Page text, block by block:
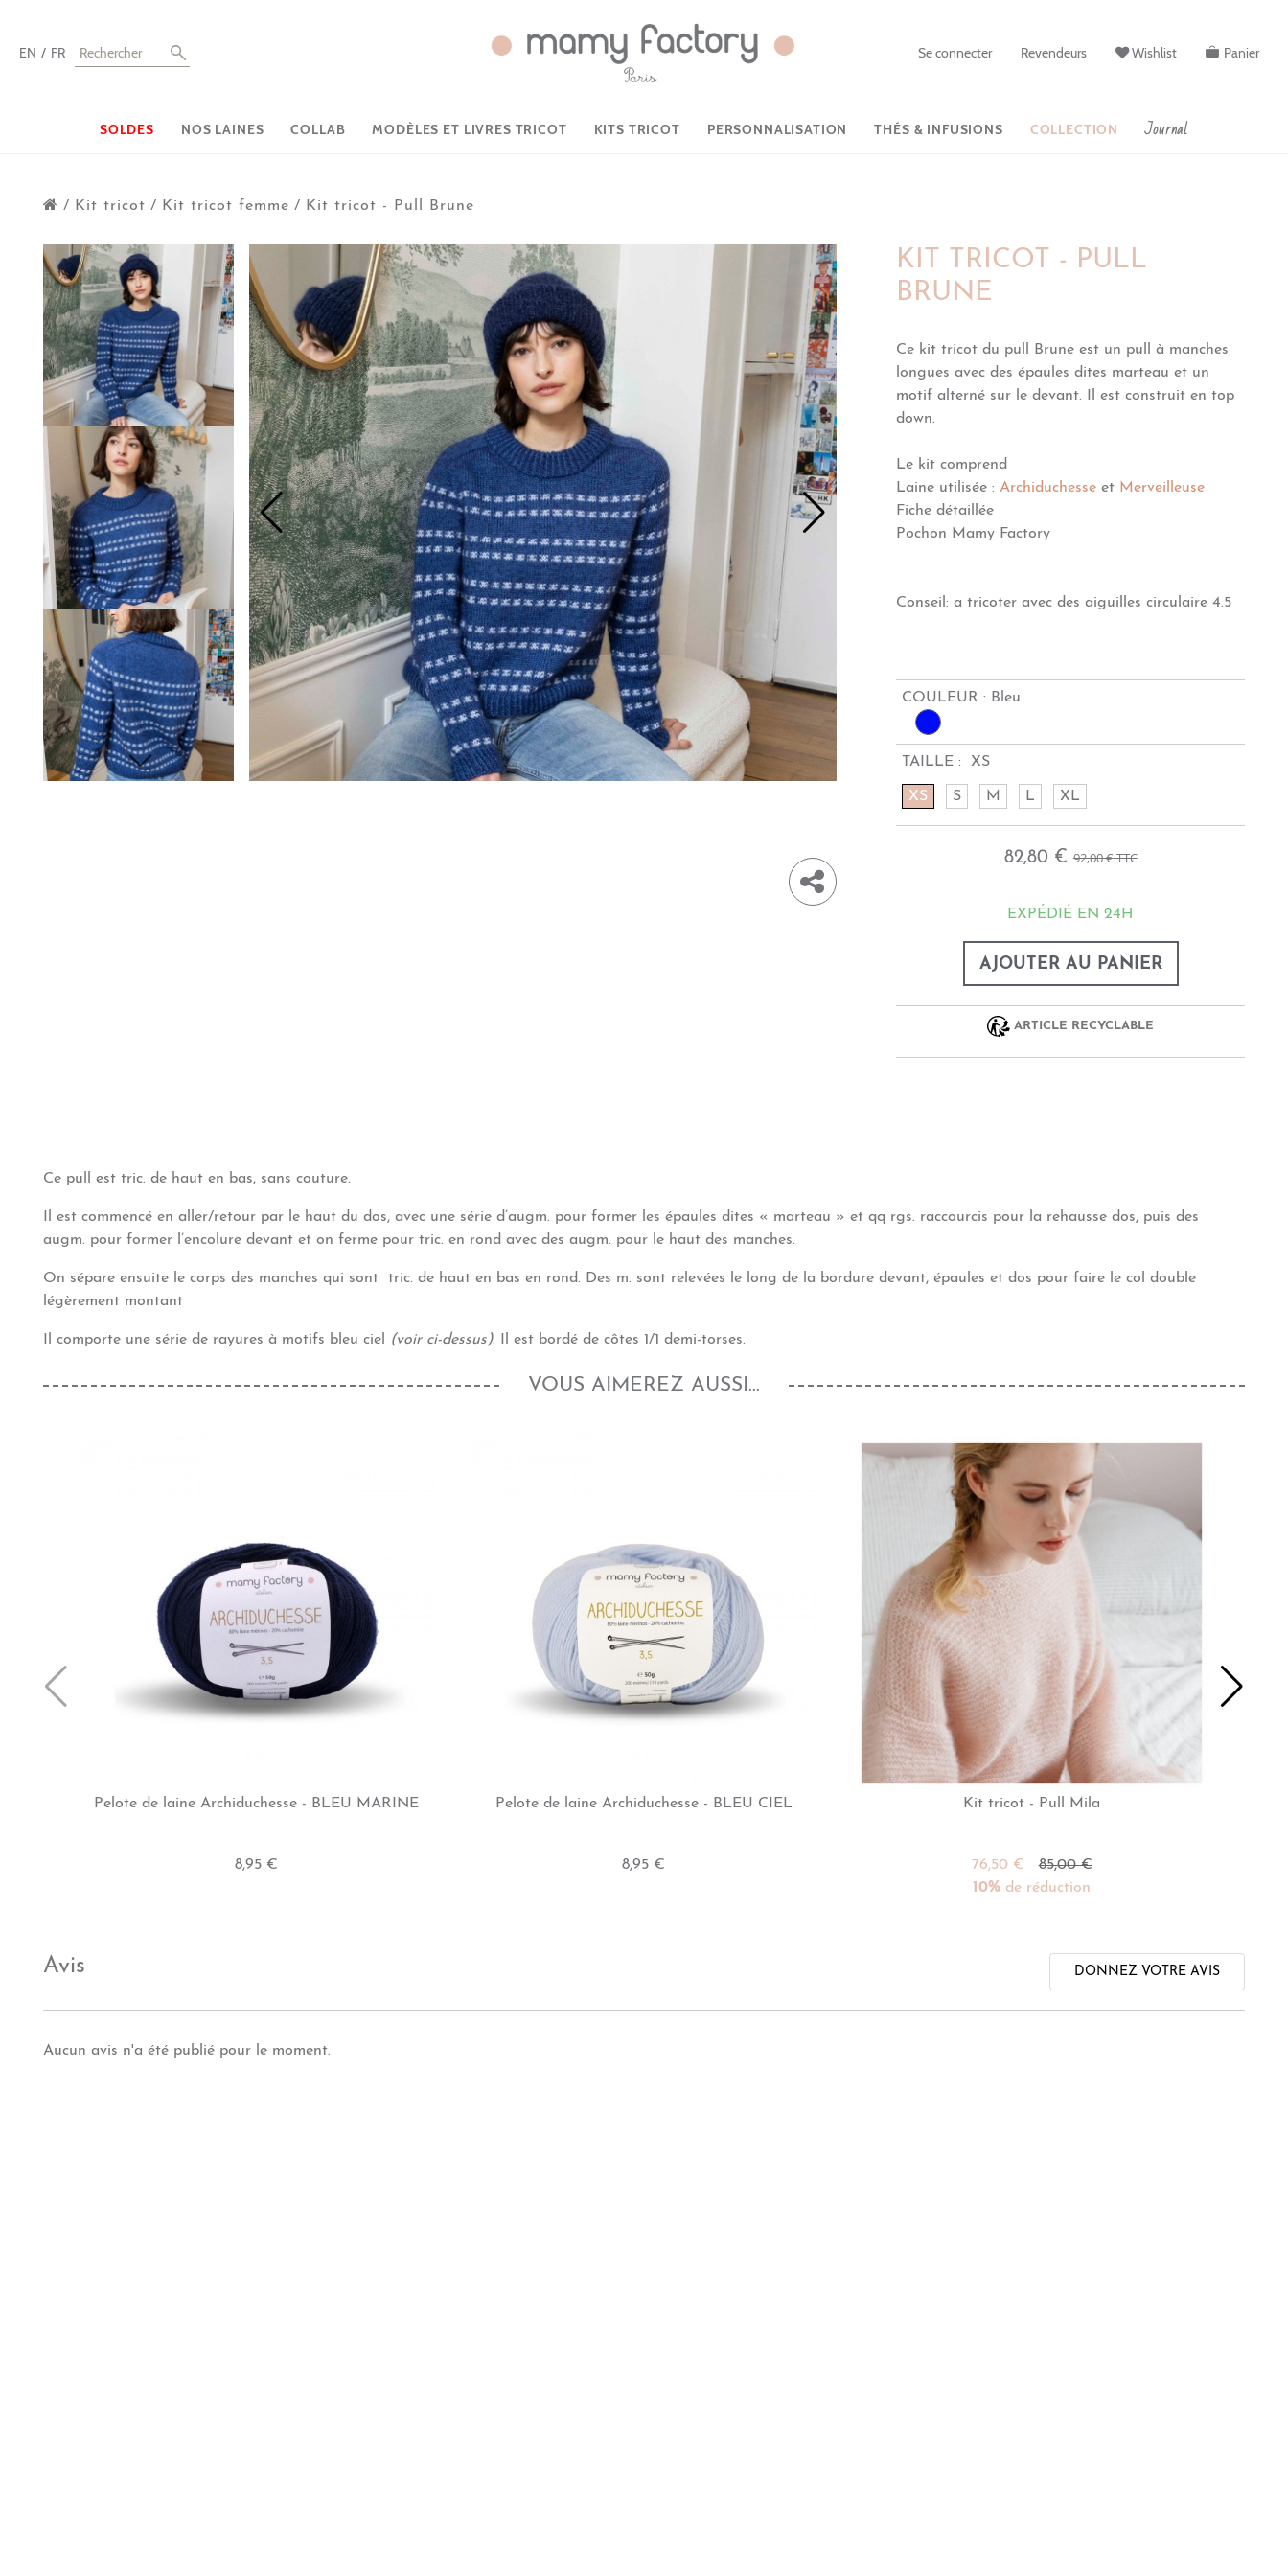
EN FR Se connecter Revendeurs Wishlist Panier
SOLDES NOS LAINES COLLAB MODÈLES ET LIVRES TRICOT KITS TRICOT PERSONNALISATION THÉS & INFUSIONS COLLECTION Journal
/ Kit tricot / Kit tricot femme / Kit tricot - Pull Brune
KIT TRICOT - PULL
BRUNE
Ce kit tricot du pull Brune est un pull à manches
longues avec des épaules dites marteau et un
motif alterné sur le devant. Il est construit en top
down.
Le kit comprend
Laine utilisée :Archiduchesse et Merveilleuse
Fiche détaillée
Pochon Mamy Factory
Conseil: a tricoter avec des aiguilles circulaire 4.5
COULEUR : Bleu
TAILLE : XS
XS S M L XL
82,80 € 92,00 €TTC
EXPÉDIÉ EN 24H
AJOUTER AU PANIER
ARTICLE RECYCLABLE
Ce pull est tric. de haut en bas, sans couture.
Il est commencé en aller/retour par le haut du dos, avec une série d’augm. pour former les épaules dites « marteau » et qq rgs. raccourcis pour la rehausse dos, puis des
augm. pour former l’encolure devant et on ferme pour tric. en rond avec des augm. pour le haut des manches.
On sépare ensuite le corps des manches qui sont tric. de haut en bas en rond. Des m. sont relevées le long de la bordure devant, épaules et dos pour faire le col double
légèrement montant
Il comporte une série de rayures à motifs bleu ciel (voir ci-dessus). Il est bordé de côtes 1/1 demi-torses.
VOUS AIMEREZ AUSSI...
Pelote de laine Archiduchesse - BLEU MARINE
8,95 €
Pelote de laine Archiduchesse - BLEU CIEL
8,95 €
Kit tricot - Pull Mila
76,50 €
85,00 €
10% de réduction
Avis DONNEZ VOTRE AVIS
Aucun avis n'a été publié pour le moment.